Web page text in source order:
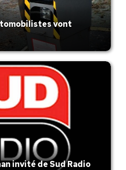
vont
invité de Sud Radio